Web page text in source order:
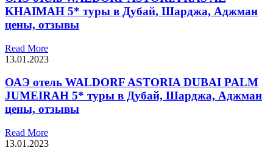
KHAIMAH 5* туры в Дубай, Шарджа, Аджман
цены, отзывы
Read More
13.01.2023
ОАЭ отель WALDORF ASTORIA DUBAI PALM
JUMEIRAH 5* туры в Дубай, Шарджа, Аджман
цены, отзывы
Read More
13.01.2023